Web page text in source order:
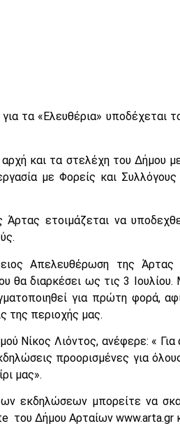
τα «Ελευθέρια» υποδέχεται
και τα στελέχη του Δήμου
με Φορείς και
ετοιμάζεται να
Απελευθέρωση της
θα διαρκέσει ως τις 3
για πρώτη φορά,
της περιοχής μας.
Νίκος Λιόντος, ανέφερε: «
προορισμένες για
μας».
εκδηλώσεων μπορείτε να
του Δήμου Αρταίων www.arta.gr